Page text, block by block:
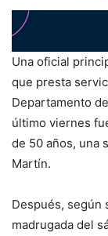
Una oficial
que presta
Departamento
último viernes
de 50 años, una
Martín.
Después, según
madrugada del